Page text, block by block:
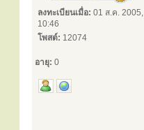
ลงทะเบียนเมื่อ: 01 ส.ค. 2005,
10:46
โพสต์: 12074
อายุ: 0